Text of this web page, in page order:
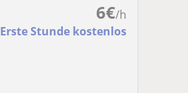
6€/h
Erste Stunde kostenlos